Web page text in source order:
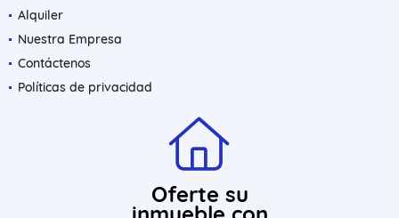
Alquiler
Nuestra Empresa
Contáctenos
Políticas de privacidad
Oferte su